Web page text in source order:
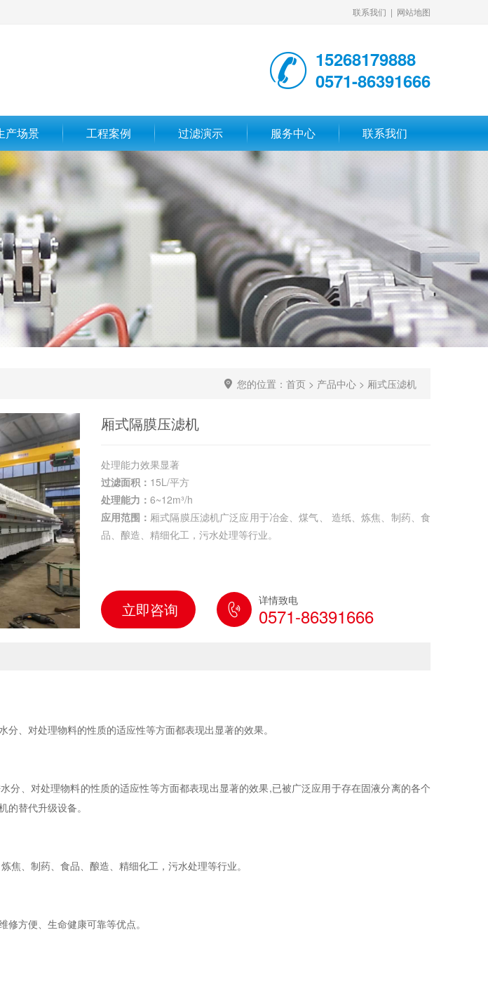
联系我们 | 网站地图
15268179888
0571-86391666
产场景 工程案例 过滤演示 服务中心 联系我们
您的位置： 首页 > 产品中心 > 厢式压滤机
厢式隔膜压滤机
处理能力效果显著
过滤面积： 15L/平方
处理能力： 6~12m³/h
应用范围： 厢式隔膜压滤机广泛应用于冶金、煤气、 造纸、炼焦、制药、食
品、酿造、精细化工，污水处理等行业。
立即咨询 详情致电
0571-86391666
、对处理物料的性质的适应性等方面都表现出显著的效果。
分、对处理物料的性质的适应性等方面都表现出显著的效果,已被广泛应用于存在固液分离的各个
替代升级设备。
焦、制药、食品、酿造、精细化工，污水处理等行业。
方便、生命健康可靠等优点。